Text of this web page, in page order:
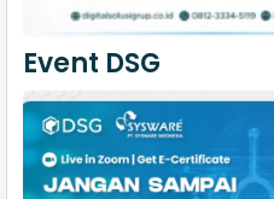
Event DSG